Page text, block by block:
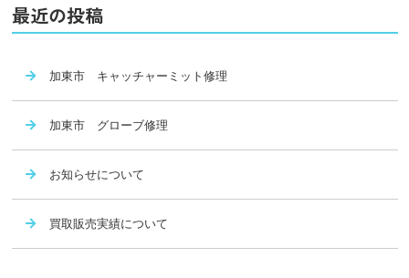
最近の投稿
加東市 キャッチャーミット修理
加東市 グローブ修理
お知らせについて
買取販売実績について